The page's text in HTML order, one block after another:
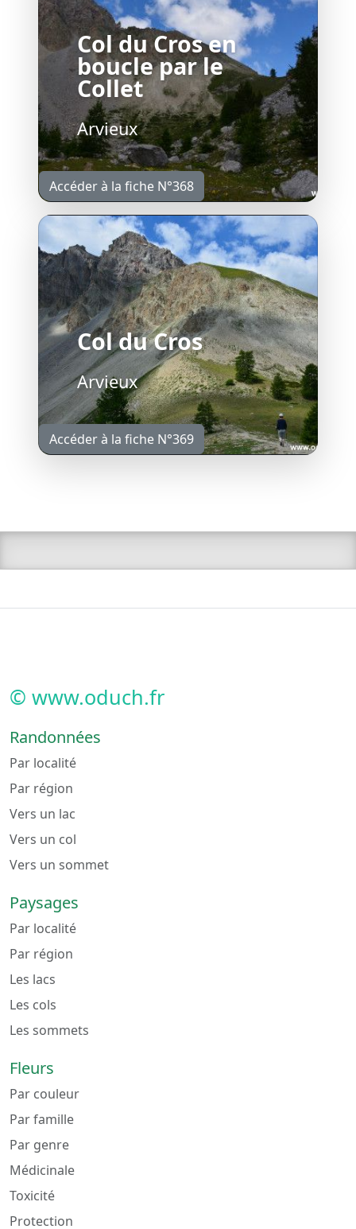
Col du Cros en
boucle par le
Collet
Arvieux
Accéder à la fiche N°368
Col du Cros
Arvieux
Accéder à la fiche N°369
© www.oduch.fr
Randonnées
Par localité
Par région
Vers un lac
Vers un col
Vers un sommet
Paysages
Par localité
Par région
Les lacs
Les cols
Les sommets
Fleurs
Par couleur
Par famille
Par genre
Médicinale
Toxicité
Protection